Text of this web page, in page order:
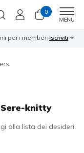
0
MENU
per i memberi Iscriviti⭐
knitty
alla lista dei desideri